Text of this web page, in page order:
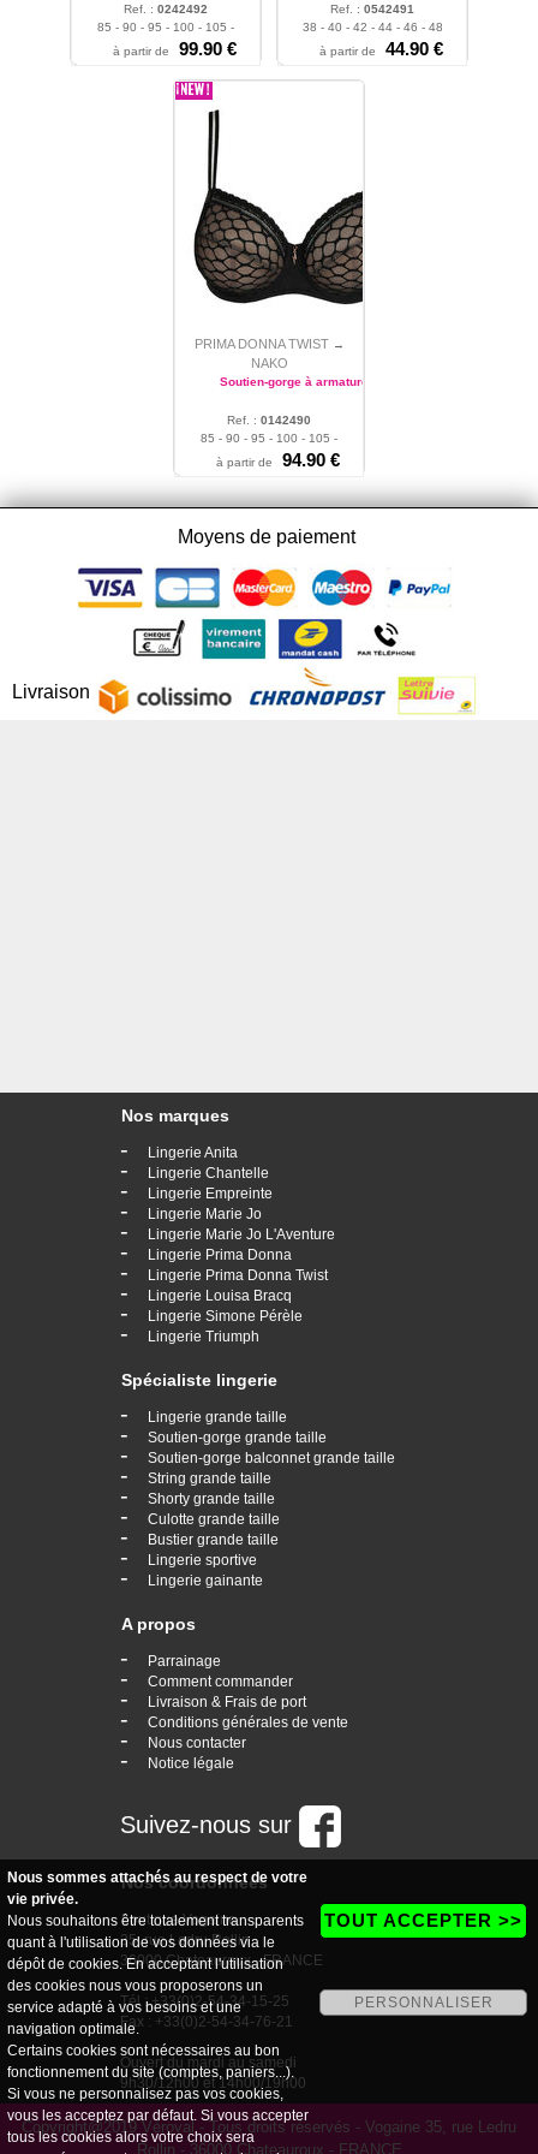
Ref. : 0242492
85 - 90 - 95 - 100 - 105 -
110
à partir de 99.90 €
Ref. : 0542491
38 - 40 - 42 - 44 - 46 - 48
à partir de
44.90 €
PRIMA DONNA TWIST →
NAKO
Soutien-gorge à armatures
Ref. : 0142490
85 - 90 - 95 - 100 - 105 -
110 - 115
à partir de 94.90 €
Moyens de paiement
Livraison
Nos marques
- Lingerie Anita
- Lingerie Chantelle
- Lingerie Empreinte
- Lingerie Marie Jo
- Lingerie Marie Jo L'Aventure
- Lingerie Prima Donna
- Lingerie Prima Donna Twist
- Lingerie Louisa Bracq
- Lingerie Simone Pérèle
- Lingerie Triumph
Spécialiste lingerie
- Lingerie grande taille
- Soutien-gorge grande taille
- Soutien-gorge balconnet grande taille
- String grande taille
- Shorty grande taille
- Culotte grande taille
- Bustier grande taille
- Lingerie sportive
- Lingerie gainante
A propos
- Parrainage
- Comment commander
- Livraison & Frais de port
- Conditions générales de vente
- Nous contacter
- Notice légale
Suivez-nous sur
Nos coordonnées
boutique Vogaine
35, rue Ledru Rollin
36000 Chateauroux - FRANCE
Tél : +33(0)2-54-34-15-25
Fax : +33(0)2-54-34-76-21
Ouvert du mardi au samedi
9h30/12h00 et 14h00/19h00
Copyright@2019 Véroval - Tous droits réservés - Vogaine 35, rue Ledru
Rollin - 36000 Chateauroux - FRANCE
Nous sommes attachés au respect de votre
vie privée.
Nous souhaitons être totalement transparents
quant à l'utilisation de vos données via le
dépôt de cookies. En acceptant l'utilisation
des cookies nous vous proposerons un
service adapté à vos besoins et une
navigation optimale.
Certains cookies sont nécessaires au bon
fonctionnement du site (comptes, paniers...).
Si vous ne personnalisez pas vos cookies,
vous les acceptez par défaut. Si vous accepter
tous les cookies alors votre choix sera
TOUT ACCEPTER >>
PERSONNALISER